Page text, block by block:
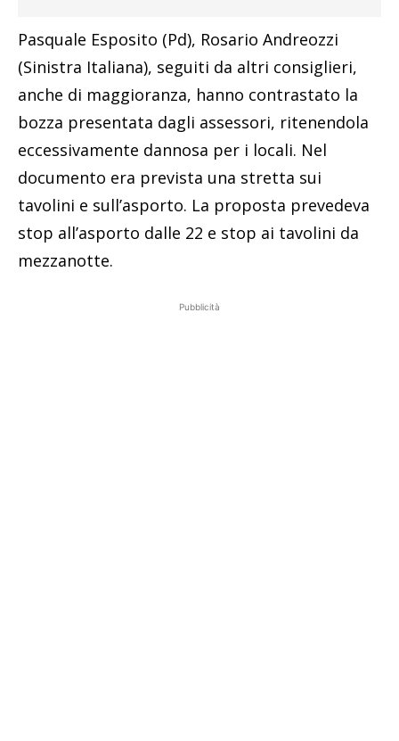
Pasquale Esposito (Pd), Rosario Andreozzi
(Sinistra Italiana), seguiti da altri consiglieri,
anche di maggioranza, hanno contrastato la
bozza presentata dagli assessori, ritenendola
eccessivamente dannosa per i locali. Nel
documento era prevista una stretta sui
tavolini e sull’asporto. La proposta prevedeva
stop all’asporto dalle 22 e stop ai tavolini da
mezzanotte.
Pubblicità